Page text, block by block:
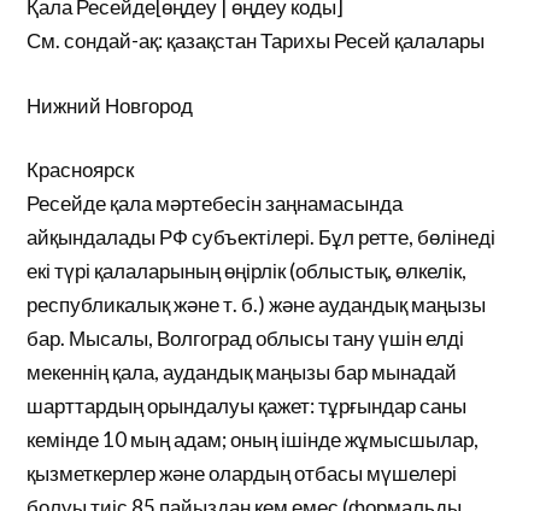
Қала Ресейде[өңдеу | өңдеу коды]
См. сондай-ақ: қазақстан Тарихы Ресей қалалары
Нижний Новгород
Красноярск
Ресейде қала мәртебесін заңнамасында
айқындалады РФ субъектілері. Бұл ретте, бөлінеді
екі түрі қалаларының өңірлік (облыстық, өлкелік,
республикалық және т. б.) және аудандық маңызы
бар. Мысалы, Волгоград облысы тану үшін елді
мекеннің қала, аудандық маңызы бар мынадай
шарттардың орындалуы қажет: тұрғындар саны
кемінде 10 мың адам; оның ішінде жұмысшылар,
қызметкерлер және олардың отбасы мүшелері